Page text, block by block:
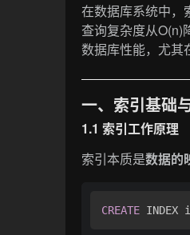
在数据库系统中，
查询复杂度从O(n)
数据库性能，尤其
一、索引基础
1.1 索引工作原理
索引本质是数据的
CREATE INDEX